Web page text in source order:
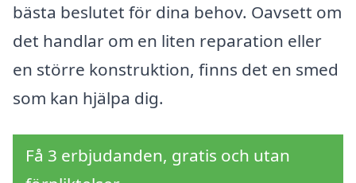
bästa beslutet för dina behov. Oavsett om
det handlar om en liten reparation eller
en större konstruktion, finns det en smed
som kan hjälpa dig.
Få 3 erbjudanden, gratis och utan